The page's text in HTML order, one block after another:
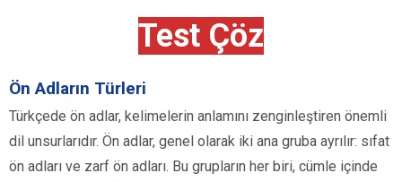
Test Çöz
Ön Adların Türleri
Türkçede ön adlar, kelimelerin anlamını zenginleştiren önemli
dil unsurlarıdır. Ön adlar, genel olarak iki ana gruba ayrılır: sıfat
ön adları ve zarf ön adları. Bu grupların her biri, cümle içinde